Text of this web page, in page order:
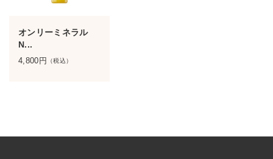
オンリーミネラル
N...
4,800 円 （税込）